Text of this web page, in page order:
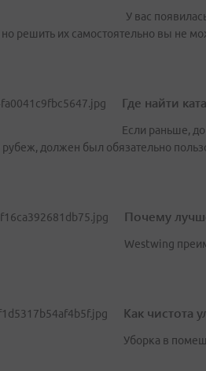
У вас
решить их самостоятельно вы не
Где найти
Если раньше,
должен был обязательно
Почему
Westwing
Как чистота
Уборка в